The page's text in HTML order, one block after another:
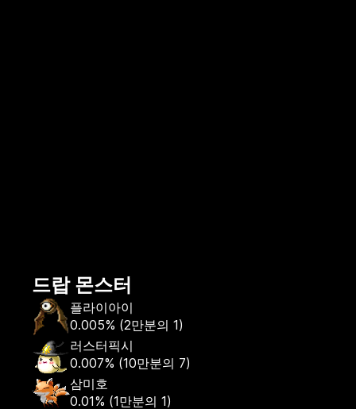
드랍 몬스터
플라이아이
0.005% (2만분의 1)
러스터픽시
0.007% (10만분의 7)
삼미호
0.01% (1만분의 1)